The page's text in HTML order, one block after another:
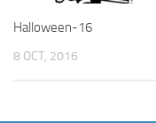
Halloween-16
8 OCT, 2016